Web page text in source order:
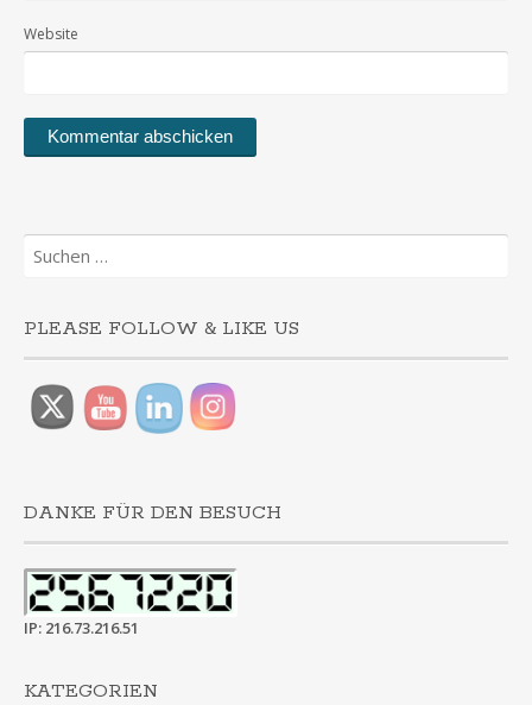
Website
Suchen
nach:
PLEASE FOLLOW & LIKE US
DANKE FÜR DEN BESUCH
IP: 216.73.216.51
KATEGORIEN